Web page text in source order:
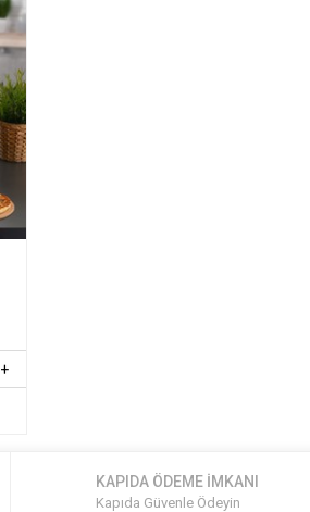
+
KAPIDA ÖDEME İMKANI
Kapıda Güvenle Ödeyin